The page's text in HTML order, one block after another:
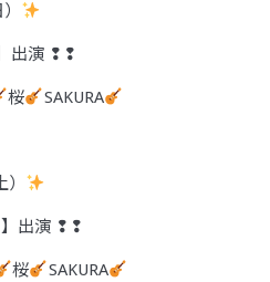
演 ❢❢
桜 SAKURA
出演 ❢❢
桜 SAKURA